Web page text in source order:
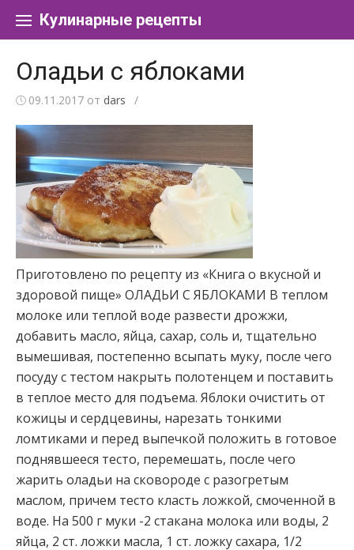
Кулинарные рецепты
Оладьи с яблоками
09.11.2017 от dars /
Приготовлено по рецепту из «Книга о вкусной и
здоровой пище» ОЛАДЬИ С ЯБЛОКАМИ В теплом
молоке или теплой воде развести дрожжи,
добавить масло, яйца, сахар, соль и, тщательно
вымешивая, постепенно всыпать муку, после чего
посуду с тестом накрыть полотенцем и поставить
в теплое место для подъема. Яблоки очистить от
кожицы и сердцевины, нарезать тонкими
ломтиками и перед выпечкой положить в готовое
поднявшееся тесто, перемешать, после чего
жарить оладьи на сковороде с разогретым
маслом, причем тесто класть ложкой, смоченной в
воде. На 500 г муки -2 стакана молока или воды, 2
яйца, 2 ст. ложки масла, 1 ст. ложку сахара, 1/2